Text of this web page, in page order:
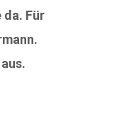
da. Für